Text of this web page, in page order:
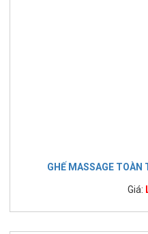
GHẾ MASSAGE
Giá: